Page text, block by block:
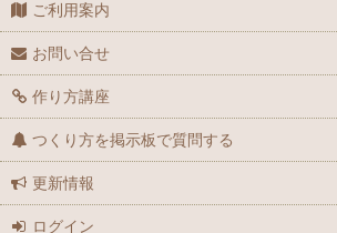
ご利用案内
お問い合せ
作り方講座
つくり方を掲示板で質問する
更新情報
ログイン